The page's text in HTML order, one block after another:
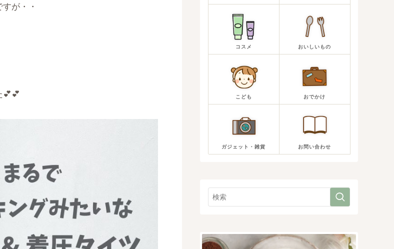
が・・
💕💕
コスメ おいしいもの
こども おでかけ
ガジェット・雑貨 お問い合わせ